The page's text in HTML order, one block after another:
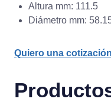
Altura mm: 111.5
Diámetro mm:
Quiero una cotización